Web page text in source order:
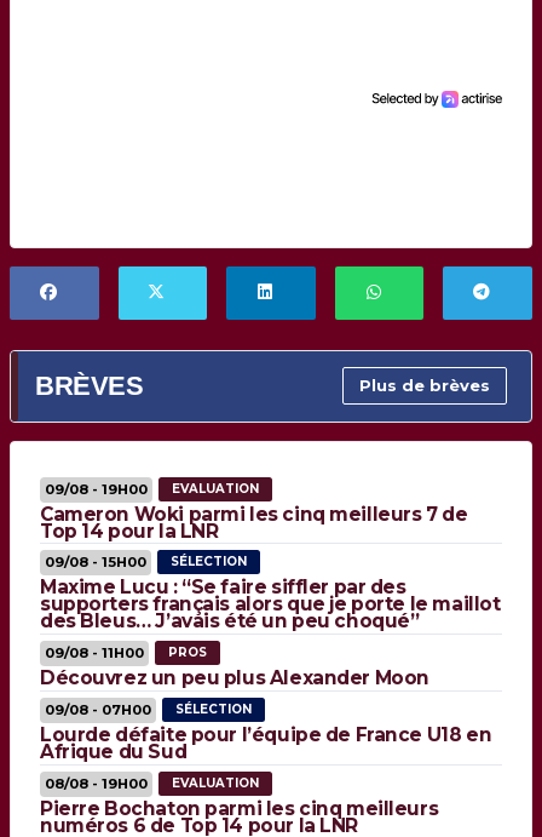
BRÈVES Plus de brèves
09/08 - 19H00 EVALUATION
Cameron Woki parmi les cinq meilleurs 7 de
Top 14 pour la LNR
09/08 - 15H00 SÉLECTION
Maxime Lucu : “Se faire siffler par des
supporters français alors que je porte le maillot
des Bleus… J’avais été un peu choqué”
09/08 - 11H00 PROS
Découvrez un peu plus Alexander Moon
09/08 - 07H00 SÉLECTION
Lourde défaite pour l’équipe de France U18 en
Afrique du Sud
08/08 - 19H00 EVALUATION
Pierre Bochaton parmi les cinq meilleurs
numéros 6 de Top 14 pour la LNR